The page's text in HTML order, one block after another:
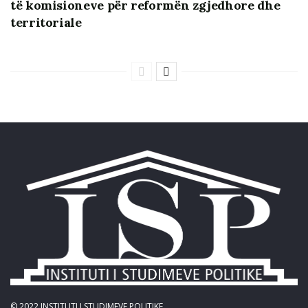
të komisioneve për reformën zgjedhore dhe
territoriale